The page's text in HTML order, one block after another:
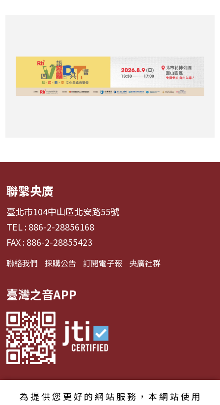
聯繫央廣
臺北市104中山區北安路55號
TEL : 886-2-28856168
FAX : 886-2-28855423
聯絡我們 採購公告 訂閱電子報 央廣社群
臺灣之音APP
為提供您更好的網站服務，本網站使用